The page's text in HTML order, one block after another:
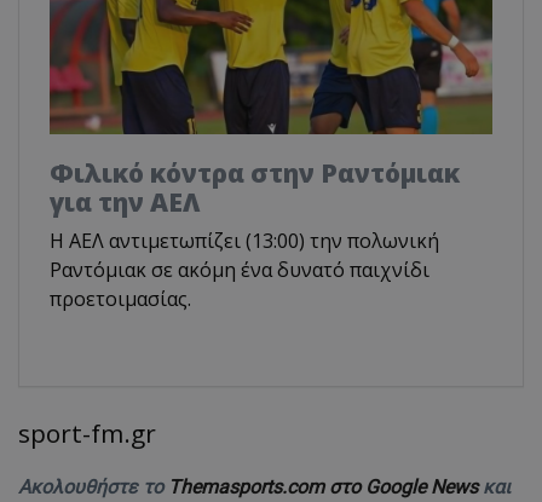
Φιλικό κόντρα στην Ραντόμιακ
για την ΑΕΛ
H ΑΕΛ αντιμετωπίζει (13:00) την πολωνική
Ραντόμιακ σε ακόμη ένα δυνατό παιχνίδι
προετοιμασίας.
sport-fm.gr
Ακολουθήστε το Themasports.com στο Google Newsκαι